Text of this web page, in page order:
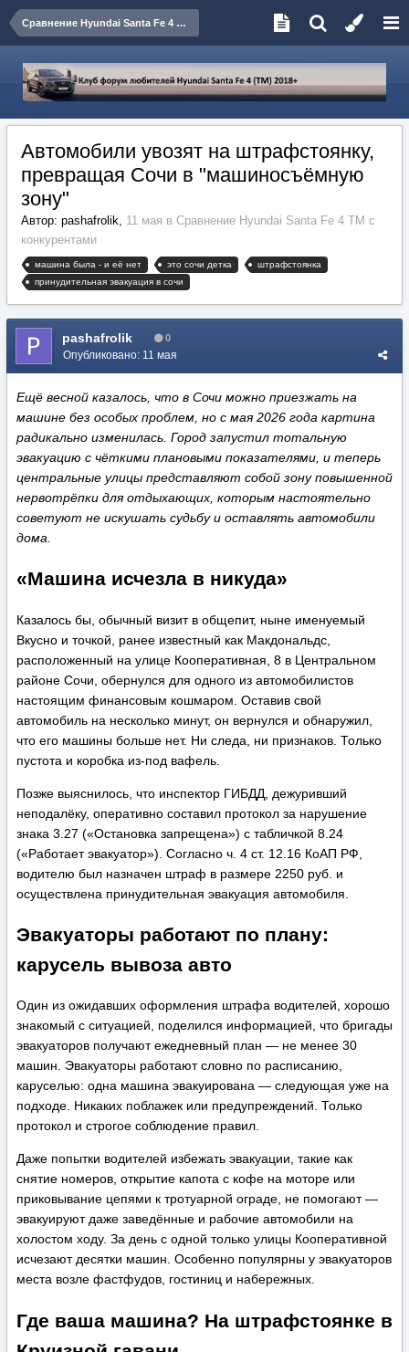
Сравнение Hyundai Santa Fe 4 TM с конкурентами
Автомобили увозят на штрафстоянку,
превращая Сочи в "машиносъёмную
зону"
Автор: pashafrolik, 11 мая в Сравнение Hyundai Santa Fe 4 TM с
конкурентами
машина была - и её нет это сочи детка
штрафстоянка
принудительная эвакуация в сочи
pashafrolik 0
Опубликовано: 11 мая
Ещё весной казалось, что в Сочи можно приезжать на
машине без особых проблем, но с мая 2026 года картина
радикально изменилась. Город запустил тотальную
эвакуацию с чёткими плановыми показателями, и теперь
центральные улицы представляют собой зону повышенной
нервотрёпки для отдыхающих, которым настоятельно
советуют не искушать судьбу и оставлять автомобили
дома.
«Машина исчезла в никуда»
Казалось бы, обычный визит в общепит, ныне именуемый
Вкусно и точкой, ранее известный как Макдональдс,
расположенный на улице Кооперативная, 8 в Центральном
районе Сочи, обернулся для одного из автомобилистов
настоящим финансовым кошмаром. Оставив свой
автомобиль на несколько минут, он вернулся и обнаружил,
что его машины больше нет. Ни следа, ни признаков. Только
пустота и коробка из-под вафель.
Позже выяснилось, что инспектор ГИБДД, дежуривший
неподалёку, оперативно составил протокол за нарушение
знака 3.27 («Остановка запрещена») с табличкой 8.24
(«Работает эвакуатор»). Согласно ч. 4 ст. 12.16 КоАП РФ,
водителю был назначен штраф в размере 2250 руб. и
осуществлена принудительная эвакуация автомобиля.
Эвакуаторы работают по плану:
карусель вывоза авто
Один из ожидавших оформления штрафа водителей, хорошо
знакомый с ситуацией, поделился информацией, что бригады
эвакуаторов получают ежедневный план — не менее 30
машин. Эвакуаторы работают словно по расписанию,
каруселью: одна машина эвакуирована — следующая уже на
подходе. Никаких поблажек или предупреждений. Только
протокол и строгое соблюдение правил.
Даже попытки водителей избежать эвакуации, такие как
снятие номеров, открытие капота с кофе на моторе или
приковывание цепями к тротуарной ограде, не помогают —
эвакуируют даже заведённые и рабочие автомобили на
холостом ходу. За день с одной только улицы Кооперативной
исчезают десятки машин. Особенно популярны у эвакуаторов
места возле фастфудов, гостиниц и набережных.
Где ваша машина? На штрафстоянке в